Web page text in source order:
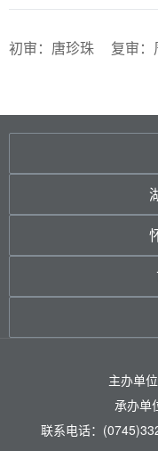
初审：唐珍珠 复审
主办单
承办单
联系电话：